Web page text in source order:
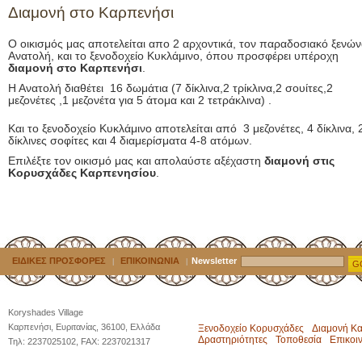
Διαμονή στο Καρπενήσι
Ο οικισμός μας αποτελείται απο 2 αρχοντικά, τον παραδοσιακό
Ανατολή, και το ξενοδοχείο Κυκλάμινο, όπου προσφέρει υπέροχη
διαμονή στο Καρπενήσι.
Η Ανατολή διαθέτει 16 δωμάτια (7 δίκλινα,2 τρίκλινα,2 σουίτες,2
μεζονέτες ,1 μεζονέτα για 5 άτομα και 2 τετράκλινα) .
Και το ξενοδοχείο Κυκλάμινο αποτελείται από 3 μεζονέτες, 4 δίκλινα,
δίκλινες σοφίτες και 4 διαμερίσματα 4-8 ατόμων.
Επιλέξτε τον οικισμό μας και απολαύστε αξέχαστη διαμονή στις
Κορυσχάδες Καρπενησίου.
ΕΙΔΙΚΕΣ ΠΡΟΣΦΟΡΕΣ ΕΠΙΚΟΙΝΩΝΙΑ Newsletter
Koryshades Village
Καρπενήσι, Ευριτανίας, 36100, Ελλάδα
Τηλ: 2237025102, FAX: 2237021317
Ξενοδοχείο Κορυσχάδες
Διαμονή
Δραστηριότητες
Τοποθεσία